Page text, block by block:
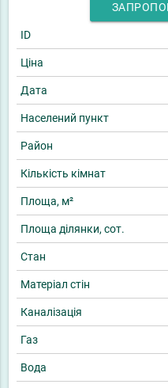
ID
Ціна
Дата
Населений пункт
Район
Кількість кімнат
Площа, м²
Площа ділянки, сот.
Стан
Матеріал стін
Каналізація
Газ
Вода